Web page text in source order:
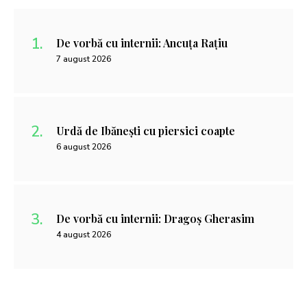
De vorbă cu internii: Ancuța Rațiu
7 august 2026
Urdă de Ibănești cu piersici coapte
6 august 2026
De vorbă cu internii: Dragoș Gherasim
4 august 2026